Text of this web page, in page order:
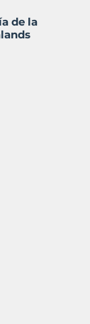
de la